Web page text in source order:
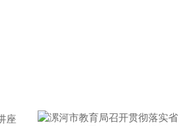
大，容易出现龙卷风，所以10日左